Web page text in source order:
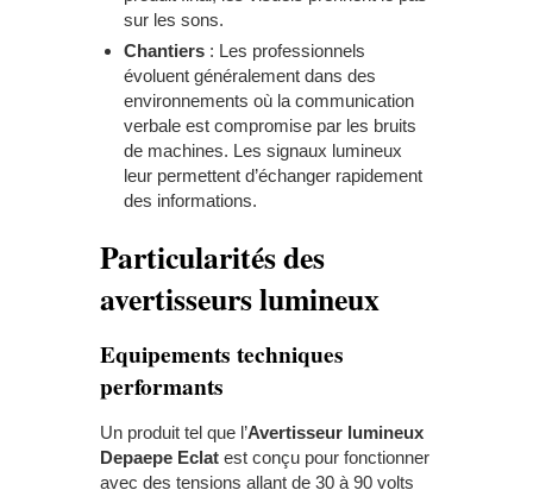
sur les sons.
Chantiers : Les professionnels
évoluent généralement dans des
environnements où la communication
verbale est compromise par les bruits
de machines. Les signaux lumineux
leur permettent d’échanger rapidement
des informations.
Particularités des
avertisseurs lumineux
Equipements techniques
performants
Un produit tel que l’Avertisseur lumineux
Depaepe Eclat est conçu pour fonctionner
avec des tensions allant de 30 à 90 volts